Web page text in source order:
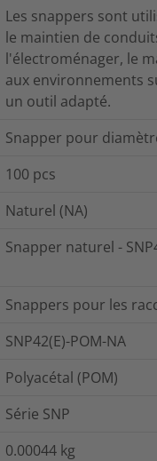
Les snappers sont
le maintien de
l'électroménager, le
aux environnements
un outil adapté.
Snapper pour
100 pcs
Naturel (NA)
Snapper naturel -
Snappers pour les
SNP42(E)-POM-NA
Polyacétal (POM)
Série SNP
0.00044 kg